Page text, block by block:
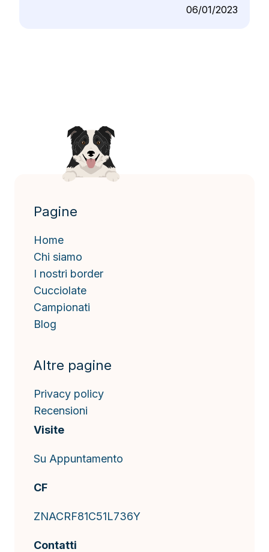
06/01/2023
Pagine
Home
Chi siamo
I nostri border
Cucciolate
Campionati
Blog
Altre pagine
Privacy policy
Recensioni
Visite
Su Appuntamento
CF
ZNACRF81C51L736Y
Contatti